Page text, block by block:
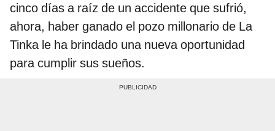
cinco días a raíz de un accidente que sufrió,
ahora, haber ganado el pozo millonario de La
Tinka le ha brindado una nueva oportunidad
para cumplir sus sueños.